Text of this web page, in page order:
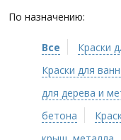
По назначению:
Все Краски
Краски для
для дерева и
бетона